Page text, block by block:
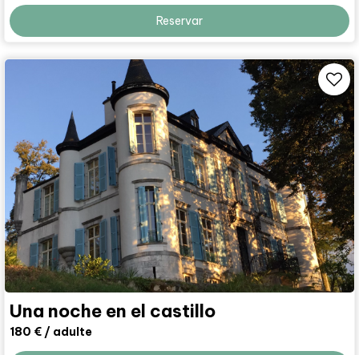
Reservar
Una noche en el castillo
180 € / adulte